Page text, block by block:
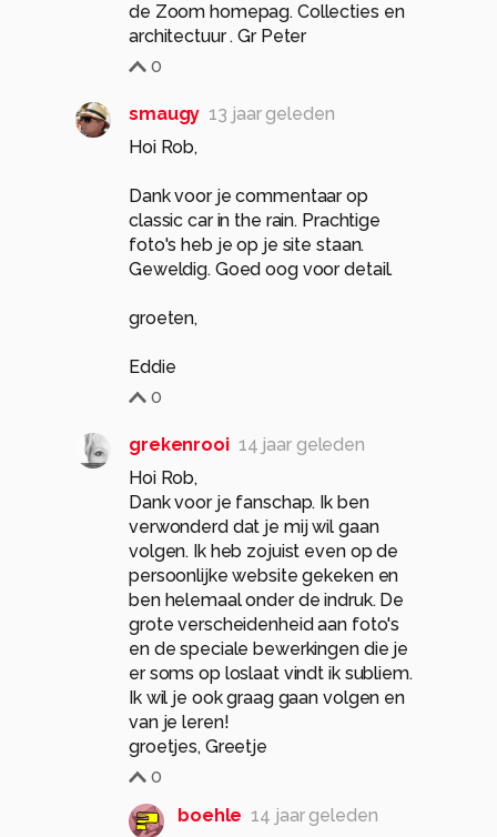
de Zoom homepag. Collecties en
architectuur . Gr Peter
0
smaugy 13 jaar geleden
Hoi Rob,
Dank voor je commentaar op
classic car in the rain. Prachtige
foto's heb je op je site staan.
Geweldig. Goed oog voor detail.
groeten,
Eddie
0
grekenrooi 14 jaar geleden
Hoi Rob,
Dank voor je fanschap. Ik ben
verwonderd dat je mij wil gaan
volgen. Ik heb zojuist even op de
persoonlijke website gekeken en
ben helemaal onder de indruk. De
grote verscheidenheid aan foto's
en de speciale bewerkingen die je
er soms op loslaat vindt ik subliem.
Ik wil je ook graag gaan volgen en
van je leren!
groetjes, Greetje
0
boehle 14 jaar geleden